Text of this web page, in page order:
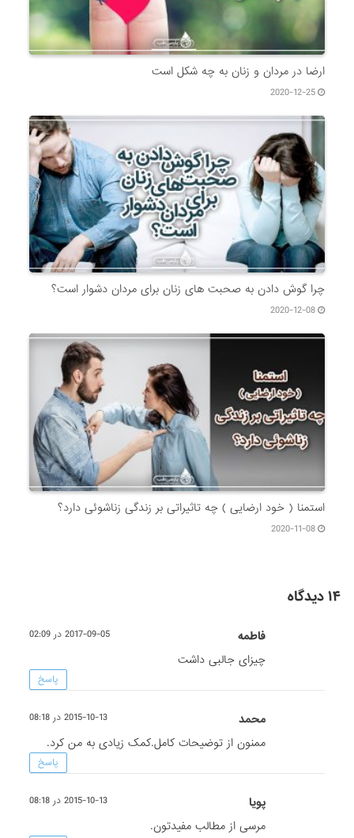
ارضا در مردان و زنان به چه شکل است
2020-12-25
چرا گوش دادن به صحبت های زنان برای مردان دشوار است؟
2020-12-08
استمنا ( خود ارضایی ) چه تاثیراتی بر زندگی زناشوئی دارد؟
2020-11-08
۱۴ دیدگاه
فاطمه 2017-09-05 در 02:09
چیزای جالبی داشت
پاسخ
محمد 2015-10-13 در 08:18
ممنون از توضیحات کامل.کمک زیادی به من کرد.
پاسخ
پویا 2015-10-13 در 08:18
مرسی از مطالب مفیدتون.